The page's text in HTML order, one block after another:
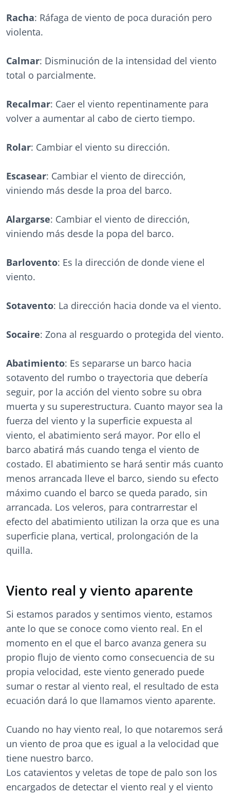
Racha: Ráfaga de viento de poca duración pero
violenta.
Calmar: Disminución de la intensidad del viento
total o parcialmente.
Recalmar: Caer el viento repentinamente para
volver a aumentar al cabo de cierto tiempo.
Rolar: Cambiar el viento su dirección.
Escasear: Cambiar el viento de dirección,
viniendo más desde la proa del barco.
Alargarse: Cambiar el viento de dirección,
viniendo más desde la popa del barco.
Barlovento: Es la dirección de donde viene el
viento.
Sotavento: La dirección hacia donde va el viento.
Socaire: Zona al resguardo o protegida del viento.
Abatimiento: Es separarse un barco hacia
sotavento del rumbo o trayectoria que debería
seguir, por la acción del viento sobre su obra
muerta y su superestructura. Cuanto mayor sea la
fuerza del viento y la superficie expuesta al
viento, el abatimiento será mayor. Por ello el
barco abatirá más cuando tenga el viento de
costado. El abatimiento se hará sentir más cuanto
menos arrancada lleve el barco, siendo su efecto
máximo cuando el barco se queda parado, sin
arrancada. Los veleros, para contrarrestar el
efecto del abatimiento utilizan la orza que es una
superficie plana, vertical, prolongación de la
quilla.
Viento real y viento aparente
Si estamos parados y sentimos viento, estamos
ante lo que se conoce como viento real. En el
momento en el que el barco avanza genera su
propio flujo de viento como consecuencia de su
propia velocidad, este viento generado puede
sumar o restar al viento real, el resultado de esta
ecuación dará lo que llamamos viento aparente.
Cuando no hay viento real, lo que notaremos será
un viento de proa que es igual a la velocidad que
tiene nuestro barco.
Los catavientos y veletas de tope de palo son los
encargados de detectar el viento real y el viento